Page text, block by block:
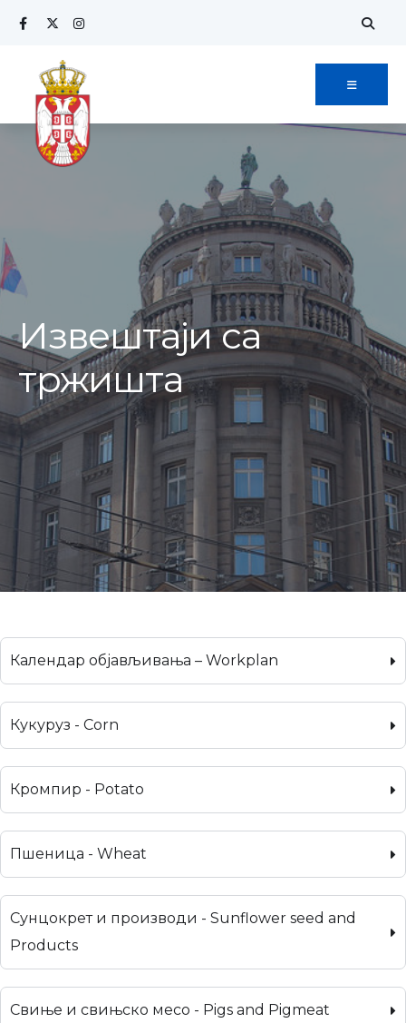
Извештаји са
тржишта
Календар објављивања – Workplan
Кукуруз - Corn
Кромпир - Potato
Пшеница - Wheat
Сунцокрет и производи - Sunflower seed and
Products
Свиње и свињско месо - Pigs and Pigmeat